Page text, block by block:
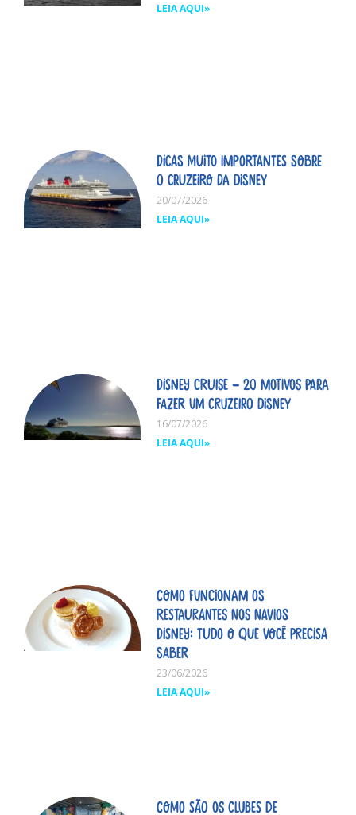
LEIA AQUI»
Dicas MUITO importantes sobre
o cruzeiro da Disney
20/07/2026
LEIA AQUI»
Disney Cruise – 20 motivos para
fazer um cruzeiro Disney
16/07/2026
LEIA AQUI»
Como funcionam os
restaurantes nos navios
Disney: tudo o que você precisa
saber
23/06/2026
LEIA AQUI»
Como são os clubes de